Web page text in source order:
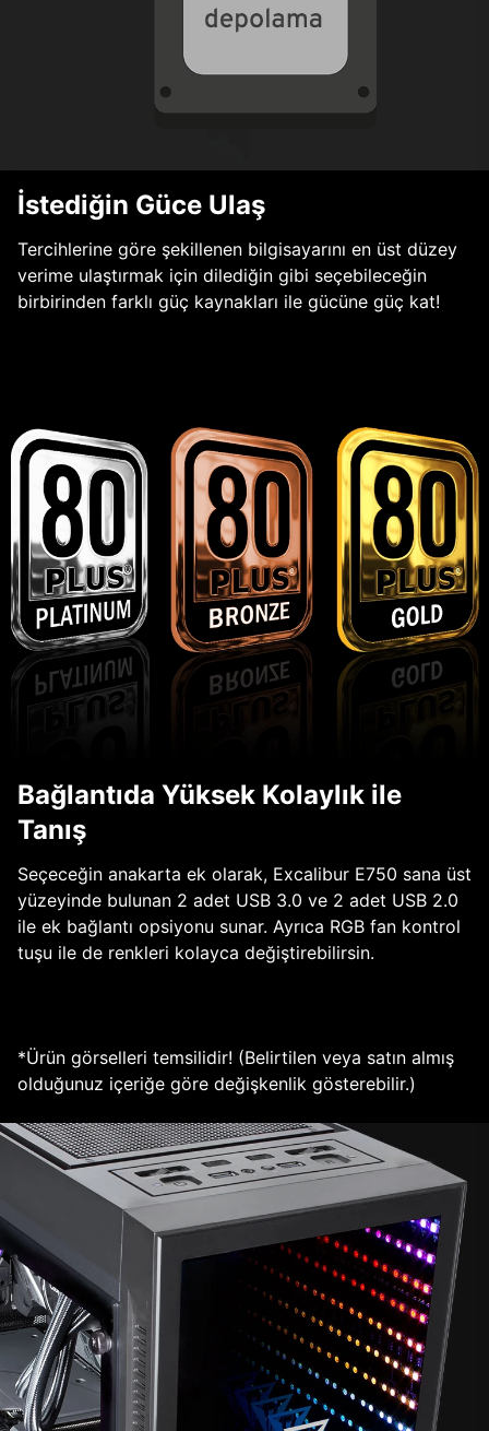
İstediğin Güce Ulaş
Tercihlerine göre şekillenen bilgisayarını en üst düzey
verime ulaştırmak için dilediğin gibi seçebileceğin
birbirinden farklı güç kaynakları ile gücüne güç kat!
Bağlantıda Yüksek Kolaylık ile
Tanış
Seçeceğin anakarta ek olarak, Excalibur E750 sana üst
yüzeyinde bulunan 2 adet USB 3.0 ve 2 adet USB 2.0
ile ek bağlantı opsiyonu sunar. Ayrıca RGB fan kontrol
tuşu ile de renkleri kolayca değiştirebilirsin.
*Ürün görselleri temsilidir! (Belirtilen veya satın almış
olduğunuz içeriğe göre değişkenlik gösterebilir.)